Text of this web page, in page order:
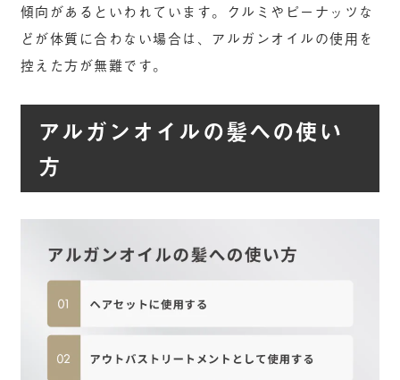
傾向があるといわれています。クルミやピーナッツな
どが体質に合わない場合は、アルガンオイルの使用を
控えた方が無難です。
アルガンオイルの髪への使い
方